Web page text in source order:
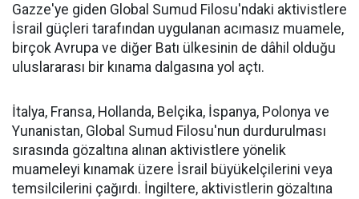
Gazze'ye giden Global Sumud Filosu'ndaki aktivistlere
İsrail güçleri tarafından uygulanan acımasız muamele,
birçok Avrupa ve diğer Batı ülkesinin de dâhil olduğu
uluslararası bir kınama dalgasına yol açtı.
İtalya, Fransa, Hollanda, Belçika, İspanya, Polonya ve
Yunanistan, Global Sumud Filosu'nun durdurulması
sırasında gözaltına alınan aktivistlere yönelik
muameleyi kınamak üzere İsrail büyükelçilerini veya
temsilcilerini çağırdı. İngiltere, aktivistlerin gözaltına